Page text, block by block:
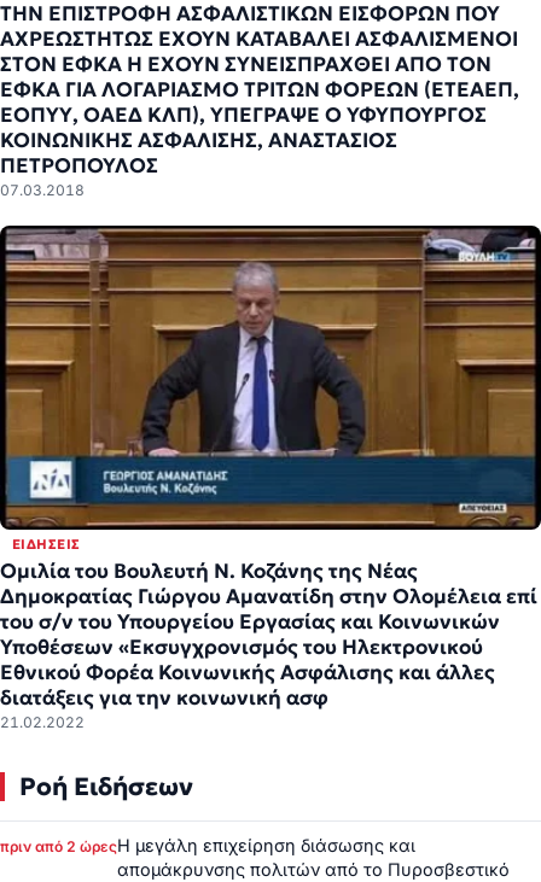
ΤΗΝ ΕΠΙΣΤΡΟΦΗ ΑΣΦΑΛΙΣΤΙΚΩΝ ΕΙΣΦΟΡΩΝ ΠΟΥ
ΑΧΡΕΩΣΤΗΤΩΣ ΕΧΟΥΝ ΚΑΤΑΒΑΛΕΙ ΑΣΦΑΛΙΣΜΕΝΟΙ
ΣΤΟΝ ΕΦΚΑ Η ΕΧΟΥΝ ΣΥΝΕΙΣΠΡΑΧΘΕΙ ΑΠΟ ΤΟΝ
ΕΦΚΑ ΓΙΑ ΛΟΓΑΡΙΑΣΜΟ ΤΡΙΤΩΝ ΦΟΡΕΩΝ (ΕΤΕΑΕΠ,
ΕΟΠΥΥ, ΟΑΕΔ ΚΛΠ), ΥΠΕΓΡΑΨΕ Ο ΥΦΥΠΟΥΡΓΟΣ
ΚΟΙΝΩΝΙΚΗΣ ΑΣΦΑΛΙΣΗΣ, ΑΝΑΣΤΑΣΙΟΣ
ΠΕΤΡΟΠΟΥΛΟΣ
07.03.2018
ΕΙΔΉΣΕΙΣ
Ομιλία του Βουλευτή Ν. Κοζάνης της Νέας
Δημοκρατίας Γιώργου Αμανατίδη στην Ολομέλεια επί
του σ/ν του Υπουργείου Εργασίας και Κοινωνικών
Υποθέσεων «Εκσυγχρονισμός του Ηλεκτρονικού
Εθνικού Φορέα Κοινωνικής Ασφάλισης και άλλες
διατάξεις για την κοινωνική ασφ
21.02.2022
Ροή Ειδήσεων
πριν από 2 ώρεςΗ μεγάλη επιχείρηση διάσωσης και
απομάκρυνσης πολιτών από το Πυροσβεστικό